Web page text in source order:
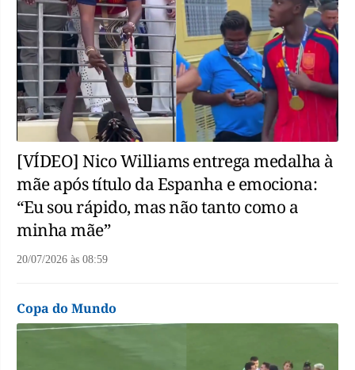
[VÍDEO] Nico Williams entrega medalha à
mãe após título da Espanha e emociona:
“Eu sou rápido, mas não tanto como a
minha mãe”
20/07/2026 às 08:59
Copa do Mundo